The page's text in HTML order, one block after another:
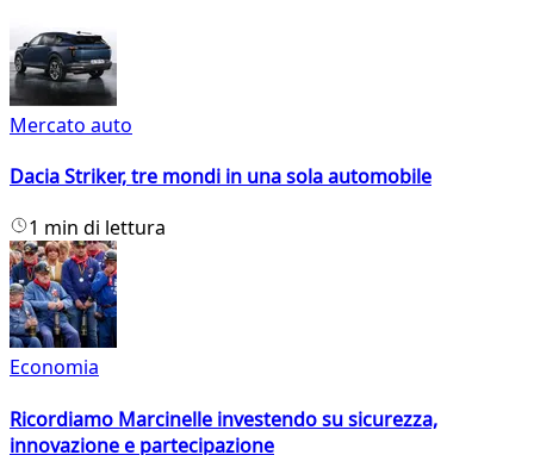
Mercato auto
Dacia Striker, tre mondi in una sola automobile
1 min di lettura
Economia
Ricordiamo Marcinelle investendo su sicurezza,
innovazione e partecipazione